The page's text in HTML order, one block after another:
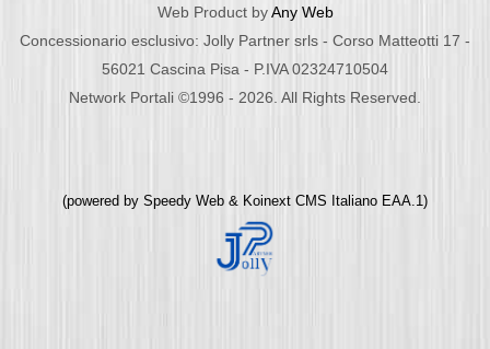
Web Product byAny Web
Concessionario esclusivo: Jolly Partner srls - Corso Matteotti 17 -
56021 Cascina Pisa - P.IVA 02324710504
Network Portali ©1996 - 2026. All Rights Reserved.
(powered by Speedy Web & Koinext CMS Italiano EAA.1)